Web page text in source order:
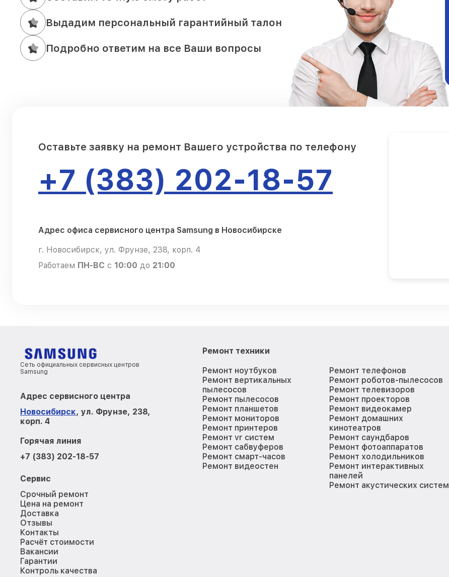
Выдадим персональный гарантийный талон
Подробно ответим на все Ваши вопросы
Оставьте заявку на ремонт Вашего устройства по телефону
+7 (383) 202-18-57
Адрес офиса сервисного центра Samsung в Новосибирске
г. Новосибирск, ул. Фрунзе, 238, корп. 4
Работаем ПН-ВС с 10:00 до 21:00
Сеть официальных сервисных центров
Samsung
Адрес сервисного центра
Новосибирск, ул. Фрунзе, 238,
корп. 4
Горячая линия
+7 (383) 202-18-57
Сервис
Срочный ремонт
Цена на ремонт
Доставка
Отзывы
Контакты
Расчёт стоимости
Вакансии
Гарантии
Контроль качества
Ремонт техники
Ремонт ноутбуков
Ремонт вертикальных
пылесосов
Ремонт пылесосов
Ремонт планшетов
Ремонт мониторов
Ремонт принтеров
Ремонт vr систем
Ремонт сабвуферов
Ремонт смарт-часов
Ремонт видеостен
Ремонт телефонов
Ремонт роботов-пылесосов
Ремонт телевизоров
Ремонт проекторов
Ремонт видеокамер
Ремонт домашних
кинотеатров
Ремонт саундбаров
Ремонт фотоаппаратов
Ремонт холодильников
Ремонт интерактивных
панелей
Ремонт акустических систем